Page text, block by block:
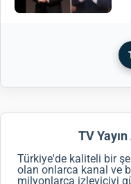
TV
Türkiye'de kaliteli bir
olan onlarca kanal ve
milyonlarca izleyiciyi